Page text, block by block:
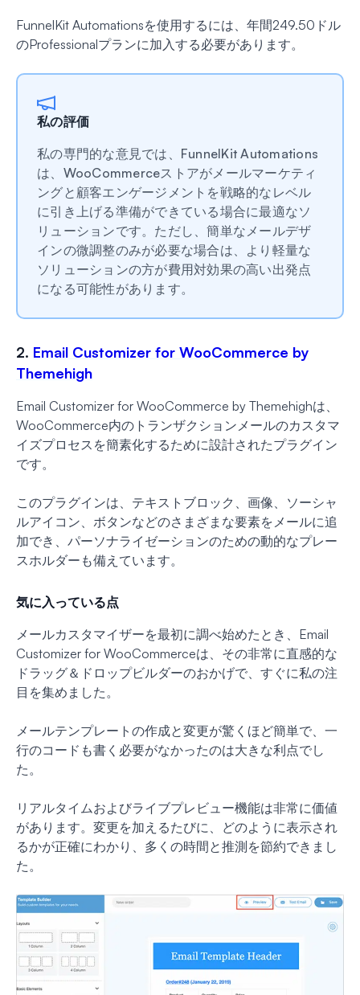
FunnelKit Automationsを使用するには、年間249.50ドル
のProfessionalプランに加入する必要があります。
私の評価
私の専門的な意見では、FunnelKit Automations
は、WooCommerceストアがメールマーケティ
ングと顧客エンゲージメントを戦略的なレベル
に引き上げる準備ができている場合に最適なソ
リューションです。ただし、簡単なメールデザ
インの微調整のみが必要な場合は、より軽量な
ソリューションの方が費用対効果の高い出発点
になる可能性があります。
2. Email Customizer for WooCommerce by
Themehigh
Email Customizer for WooCommerce by Themehighは、
WooCommerce内のトランザクションメールのカスタマ
イズプロセスを簡素化するために設計されたプラグイン
です。
このプラグインは、テキストブロック、画像、ソーシャ
ルアイコン、ボタンなどのさまざまな要素をメールに追
加でき、パーソナライゼーションのための動的なプレー
スホルダーも備えています。
気に入っている点
メールカスタマイザーを最初に調べ始めたとき、Email
Customizer for WooCommerceは、その非常に直感的な
ドラッグ＆ドロップビルダーのおかげで、すぐに私の注
目を集めました。
メールテンプレートの作成と変更が驚くほど簡単で、一
行のコードも書く必要がなかったのは大きな利点でし
た。
リアルタイムおよびライブプレビュー機能は非常に価値
があります。変更を加えるたびに、どのように表示され
るかが正確にわかり、多くの時間と推測を節約できまし
た。